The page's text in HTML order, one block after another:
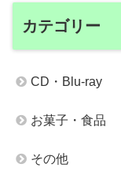
カテゴリー
CD・Blu-ray
お菓子・食品
その他